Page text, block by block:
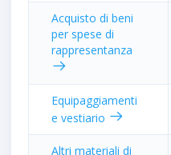
Acquisto di beni
per spese di
rappresentanza
Equipaggiamenti
e vestiario
Altri materiali di